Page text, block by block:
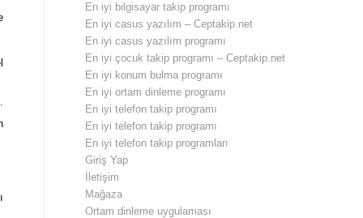
En iyi bilgisayar takip programı
En iyi casus yazılım – Ceptakip.net
En iyi casus yazılım programı
En iyi çocuk takip programı – Ceptakip.net
En iyi konum bulma programı
En iyi ortam dinleme programı
En iyi telefon takip programı
En iyi telefon takip programı
En iyi telefon takip programları
Giriş Yap
İletişim
Mağaza
Ortam dinleme uygulaması